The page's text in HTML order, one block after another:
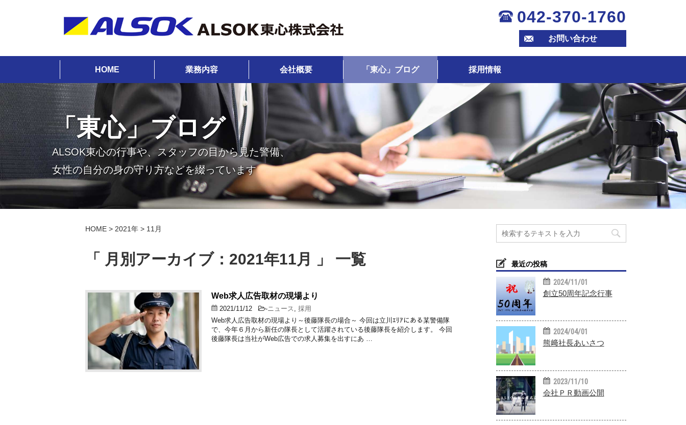
042-370-1760
お問い合わせ
HOME 業務内容 会社概要 「東心」ブログ 採用情報
「東心」ブログ
ALSOK東心の行事や、スタッフの目から見た警備、
女性の自分の身の守り方などを綴っています
HOME > 2021年 > 11月
「 月別アーカイブ：2021年11月 」 一覧
Web求人広告取材の現場より
2021/11/12 -ニュース
採用
Web求人広告取材の現場より～後藤隊長の場合～ 今回は立川ｴﾘｱにある某警備隊
で、今年６月から新任の隊長として活躍されている後藤隊長を紹介します。 今回
後藤隊長は当社がWeb広告での求人募集を出すにあ …
最近の投稿
2024/11/01
創立50周年記念行事
2024/04/01
熊﨑社長あいさつ
2023/11/10
会社ＰＲ動画公開